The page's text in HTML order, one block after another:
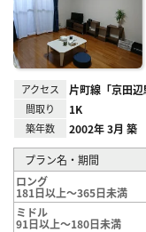
アクセス 片町線「京田
間取り 1K
築年数 2002年 3月 築
プラン名・期間
ロング
181日以上～365日未満
ミドル
91日以上～180日未満